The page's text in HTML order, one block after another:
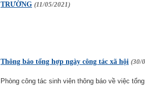
TRƯỜNG (11/05/2021)
Thông báo tổng hợp ngày công tác xã hội (30/
Phòng công tác sinh viên thông báo về việc